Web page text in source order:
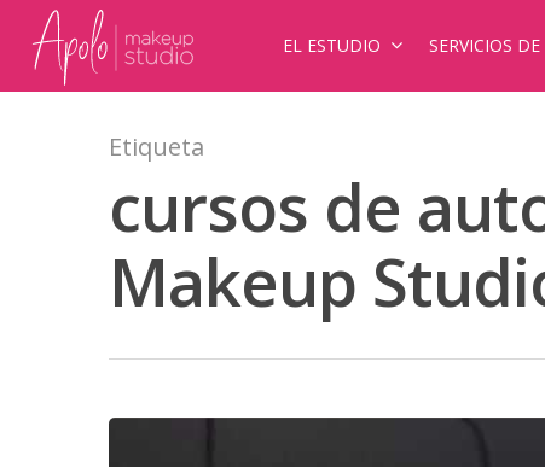
EL ESTUDIO SERVICIOS
Etiqueta
cursos de
Makeup